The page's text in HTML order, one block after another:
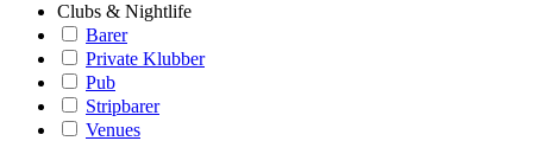
Clubs & Nightlife
Barer
Private Klubber
Pub
Stripbarer
Venues